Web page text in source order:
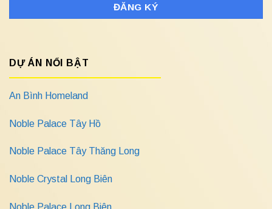
DỰ ÁN NỔI BẬT
An Bình Homeland
Noble Palace Tây Hồ
Noble Palace Tây Thăng Long
Noble Crystal Long Biên
Noble Palace Long Biên